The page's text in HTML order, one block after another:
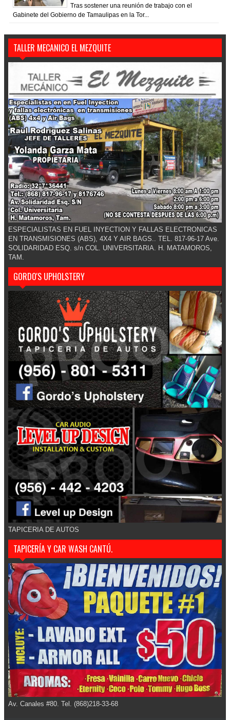
Tras sostener una reunión de trabajo con el
Gabinete del Gobierno de Tamaulipas en la Tor...
TALLER MECANICO EL MEZQUITE
ESPECIALISTAS EN FUEL INYECTION Y FALLAS ELECTRONICAS
EN TRANSMISIONES (ABS), 4X4 Y AIR BAGS.. TEL. 817-96-17 Ave.
SOLIDARIDAD ESQ. s/n COL. UNIVERSITARIA. H. MATAMOROS,
TAM.
GORDO'S UPHOLSTERY
TAPICERIA DE AUTOS
TAPICERÍA Y CAR WASH CANTÚ.
Av. Canales #80. Tel. (868)218-33-68